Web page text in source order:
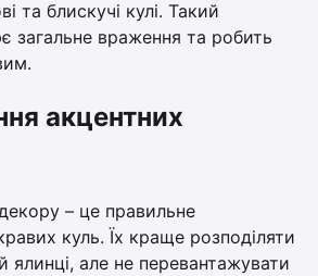
та блискучі кулі. Такий
загальне враження та робить
акцентних
– це правильне
куль. Їх краще розподіляти
ялинці, але не перевантажувати